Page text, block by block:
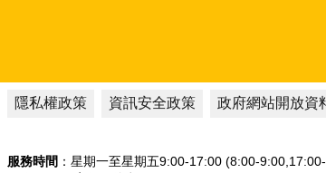
隱私權政策 資訊安全政策 政府網站開放資
服務時間 ：星期一至星期五9:00-17:00 (8:00-